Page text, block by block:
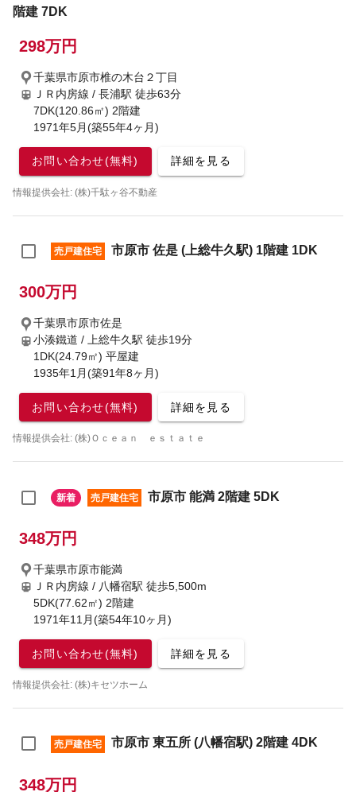
階建 7DK
298万円
千葉県市原市椎の木台２丁目
ＪＲ内房線 / 長浦駅 徒歩63分
7DK(120.86㎡) 2階建
1971年5月(築55年4ヶ月)
お問い合わせ(無料) 詳細を見る
情報提供会社: (株)千駄ヶ谷不動産
売戸建住宅 市原市 佐是 (上総牛久駅) 1階建 1DK
300万円
千葉県市原市佐是
小湊鐵道 / 上総牛久駅 徒歩19分
1DK(24.79㎡) 平屋建
1935年1月(築91年8ヶ月)
お問い合わせ(無料) 詳細を見る
情報提供会社: (株)Ｏｃｅａｎ ｅｓｔａｔｅ
新着 売戸建住宅 市原市 能満 2階建 5DK
348万円
千葉県市原市能満
ＪＲ内房線 / 八幡宿駅 徒歩5,500m
5DK(77.62㎡) 2階建
1971年11月(築54年10ヶ月)
お問い合わせ(無料) 詳細を見る
情報提供会社: (株)キセツホーム
売戸建住宅 市原市 東五所 (八幡宿駅) 2階建 4DK
348万円